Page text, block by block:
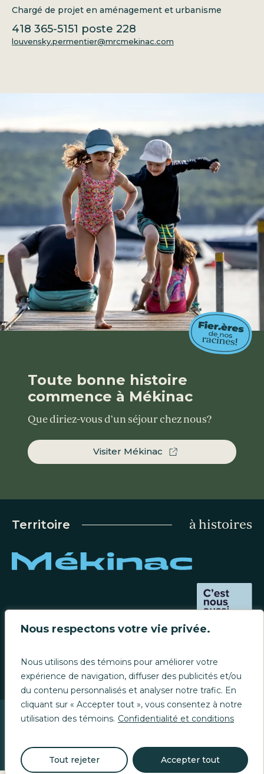
Nous respectons votre vie privée.
Nous utilisons des témoins pour améliorer votre
expérience de navigation, diffuser des publicités et/ou
du contenu personnalisés et analyser notre trafic. En
cliquant sur « Accepter tout », vous consentez à notre
utilisation des témoins. Confidentialité et conditions
Tout rejeter Accepter tout
Chargé de projet en aménagement et urbanisme
418 365-5151 poste 228
louvensky.permentier@mrcmekinac.com
Toute bonne histoire
commence à Mékinac
Que diriez-vous d’un séjour chez nous?
Visiter Mékinac
Territoire à histoires
Carrière
Confidentialité et conditions